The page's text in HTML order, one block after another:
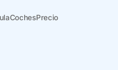
CochesPrecio